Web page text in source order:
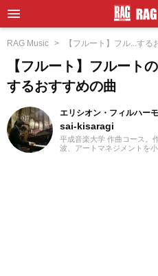
RAG Music 【フルート】フル...する
【フルート】フルート
するおすすめの曲
エリシオン・フィルハー
sai-kisaragi
平成音楽大学 作曲コース。
波、アートマネジメントを